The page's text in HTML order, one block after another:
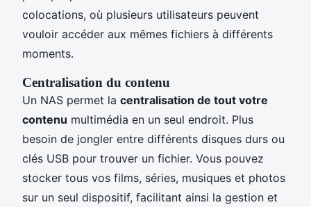
colocations, où plusieurs utilisateurs peuvent
vouloir accéder aux mêmes fichiers à différents
moments.
Centralisation du contenu
Un NAS permet la centralisation de tout votre
contenu multimédia en un seul endroit. Plus
besoin de jongler entre différents disques durs ou
clés USB pour trouver un fichier. Vous pouvez
stocker tous vos films, séries, musiques et photos
sur un seul dispositif, facilitant ainsi la gestion et